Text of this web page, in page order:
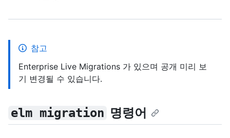
참고
Enterprise Live Migrations 가 있으며 공개 미리 보
기 변경될 수 있습니다.
elm migration 명령어